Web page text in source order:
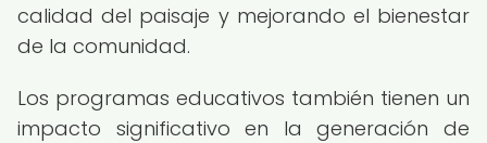
calidad del paisaje y mejorando el bienestar
de la comunidad.
Los programas educativos también tienen un
impacto significativo en la generación de